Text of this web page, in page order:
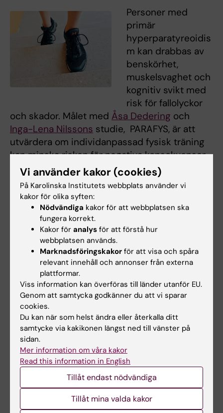
Personer med
primär
hyperparatyreoidis
m kan drabbas av
benskörhet,
muskelsvaghet och
kognitiv svikt med
risk för fallolyckor
och skador. Målet med Åsa Dedering och
Inga-Lena Nilssons studie, PARAFYS, är att
utvärdera om individanpassad fysisk träning
kan minska risken för negativa konsekvenser
av sjukdomen och förbättra återhämtningen
efter kirurgisk behandling.
Behandlingsresultaten utvärderas i första
hand avseende kognitiv förmåga och fysisk
funktion.
Better in – better
projektet syftar
till att identifiera
äldre personer med
förhöjd risk för
komplikationer
efter onkologisk
buk-kirurgi och att
utvärdera effekterna av preoperativ träning
för denna patientgrupp. IElisabeth Rydwiks
projekt kommer ActivPAL accelerometrar att
användas för att ge feedback och utvärdera
Vi använder kakor (cookies)
På Karolinska Institutets webbplats använder vi
kakor för olika syften:
Nödvändiga kakor för att webbplatsen ska
fungera korrekt.
Kakor för analys för att förstå hur
webbplatsen används.
Marknadsföringskakor för att visa och spåra
relevant innehåll och annonser från externa
plattformar.
Viss information kan överföras till länder utanför EU.
Genom att samtycka godkänner du att vi sparar
cookies.
Du kan när som helst ändra eller återkalla ditt
samtycke via kakikonen längst ned till vänster på
sidan.
Mer information om våra kakor
Read this information in English
Tillåt endast nödvändiga
Tillåt mina valda kakor